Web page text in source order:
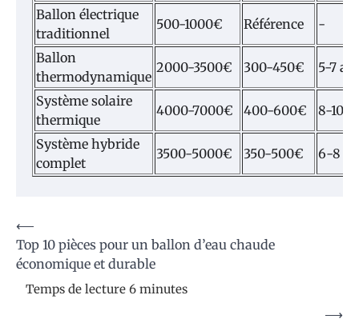
Ballon électrique
traditionnel
500-1000€ Référence -
Ballon
thermodynamique
2000-3500€ 300-450€ 5-7
Système solaire
thermique
4000-7000€ 400-600€ 8-10
Système hybride
complet
3500-5000€ 350-500€ 6-8
Navigation
de
l’article
⟵
Top 10 pièces pour un ballon d’eau chaude
économique et durable
⟶